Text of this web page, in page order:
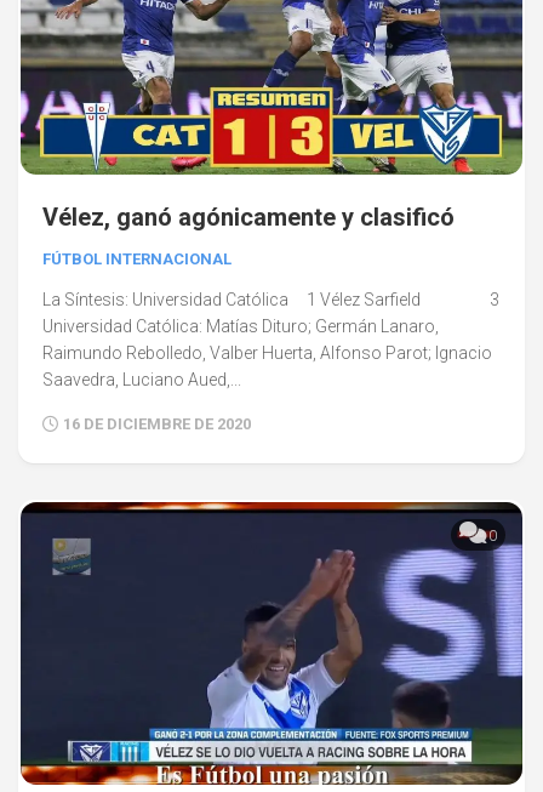
Vélez, ganó agónicamente y clasificó
FÚTBOL INTERNACIONAL
La Síntesis: Universidad Católica 1 Vélez Sarfield 3
Universidad Católica: Matías Dituro; Germán Lanaro,
Raimundo Rebolledo, Valber Huerta, Alfonso Parot; Ignacio
Saavedra, Luciano Aued,...
16 DE DICIEMBRE DE 2020
0